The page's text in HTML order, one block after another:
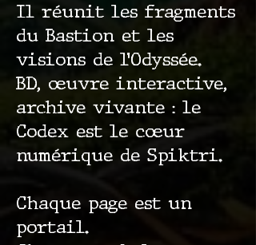
Il réunit les fragments
du Bastion et les
visions de l’Odyssée.
BD, œuvre interactive,
archive vivante : le
Codex est le cœur
numérique de Spiktri.
Chaque page est un
portail.